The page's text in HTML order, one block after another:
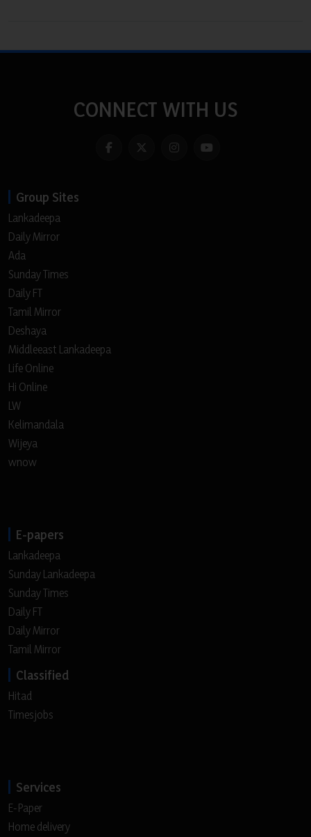
CONNECT WITH US
Group Sites
Lankadeepa
Daily Mirror
Ada
Sunday Times
Daily FT
Tamil Mirror
Deshaya
Middleeast Lankadeepa
Life Online
Hi Online
LW
Kelimandala
Wijeya
wnow
E-papers
Lankadeepa
Sunday Lankadeepa
Sunday Times
Daily FT
Daily Mirror
Tamil Mirror
Classified
Hitad
Timesjobs
Services
E-Paper
Home delivery